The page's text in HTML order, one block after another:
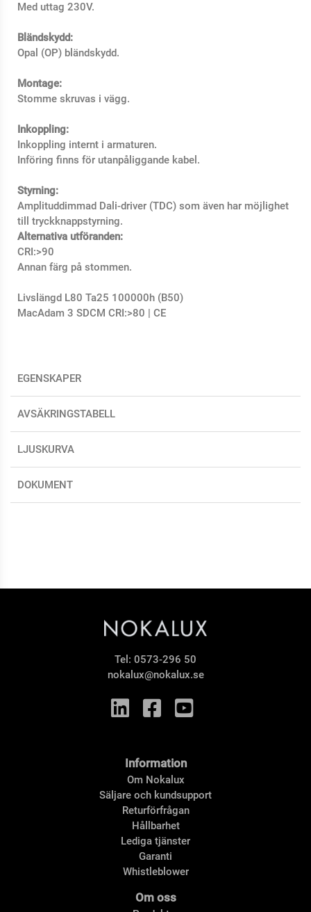
Med uttag 230V.
Bländskydd:
Opal (OP) bländskydd.
Montage:
Stomme skruvas i vägg.
Inkoppling:
Inkoppling internt i armaturen.
Införing finns för utanpåliggande kabel.
Styrning:
Amplituddimmad Dali-driver (TDC) som även har möjlighet
till tryckknappstyrning.
Alternativa utföranden:
CRI:>90
Annan färg på stommen.
Livslängd L80 Ta25 100000h (B50)
MacAdam 3 SDCM CRI:>80 | CE
EGENSKAPER
AVSÄKRINGSTABELL
LJUSKURVA
DOKUMENT
Tel: 0573-296 50
nokalux@nokalux.se
Information
Om Nokalux
Säljare och kundsupport
Returförfrågan
Hållbarhet
Lediga tjänster
Garanti
Whistleblower
Om oss